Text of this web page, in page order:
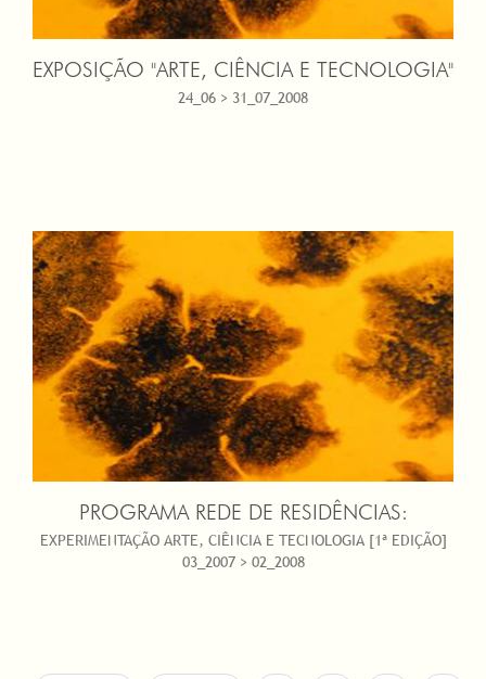
EXPOSIÇÃO "ARTE, CIÊNCIA E TECNOLOGIA"
24_06 > 31_07_2008
PROGRAMA REDE DE RESIDÊNCIAS:
EXPERIMENTAÇÃO ARTE, CIÊNCIA E TECNOLOGIA [1ª EDIÇÃO]
03_2007 > 02_2008